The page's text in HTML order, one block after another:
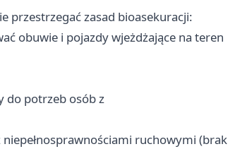
przestrzegać zasad bioasekuracji:
obuwie i pojazdy wjeżdżające na teren
do potrzeb osób z
ruchowymi (brak